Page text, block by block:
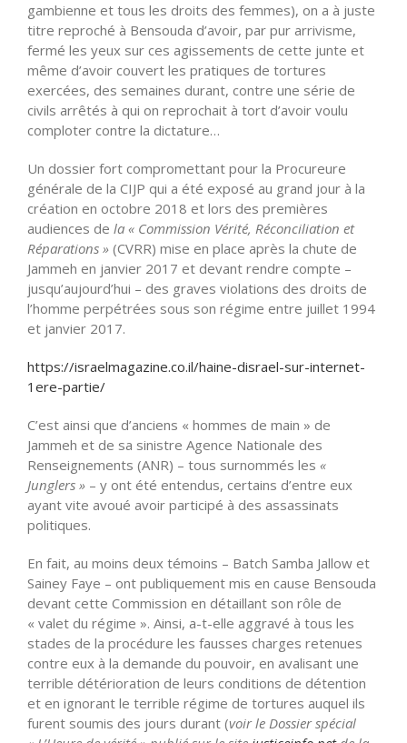
gambienne et tous les droits des femmes), on a à juste
titre reproché à Bensouda d’avoir, par pur arrivisme,
fermé les yeux sur ces agissements de cette junte et
même d’avoir couvert les pratiques de tortures
exercées, des semaines durant, contre une série de
civils arrêtés à qui on reprochait à tort d’avoir voulu
comploter contre la dictature…
Un dossier fort compromettant pour la Procureure
générale de la CIJP qui a été exposé au grand jour à la
création en octobre 2018 et lors des premières
audiences de la « Commission Vérité, Réconciliation et
Réparations » (CVRR) mise en place après la chute de
Jammeh en janvier 2017 et devant rendre compte –
jusqu’aujourd’hui – des graves violations des droits de
l’homme perpétrées sous son régime entre juillet 1994
et janvier 2017.
https://israelmagazine.co.il/haine-disrael-sur-internet-
1ere-partie/
C’est ainsi que d’anciens « hommes de main » de
Jammeh et de sa sinistre Agence Nationale des
Renseignements (ANR) – tous surnommés les «
Junglers » – y ont été entendus, certains d’entre eux
ayant vite avoué avoir participé à des assassinats
politiques.
En fait, au moins deux témoins – Batch Samba Jallow et
Sainey Faye – ont publiquement mis en cause Bensouda
devant cette Commission en détaillant son rôle de
« valet du régime ». Ainsi, a-t-elle aggravé à tous les
stades de la procédure les fausses charges retenues
contre eux à la demande du pouvoir, en avalisant une
terrible détérioration de leurs conditions de détention
et en ignorant le terrible régime de tortures auquel ils
furent soumis des jours durant (voir le Dossier spécial